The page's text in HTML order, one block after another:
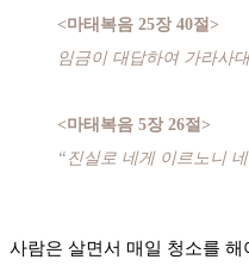
<마태복음 25장 40절>
임금이 대답하여 가라사
<마태복음 5장 26절>
“진실로 네게 이르노니
사람은 살면서 매일 청소를 해